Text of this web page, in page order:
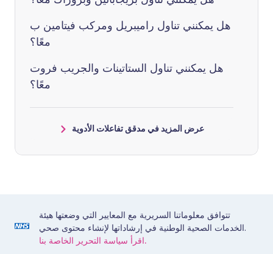
هل يمكنني تناول راميبريل ومركب فيتامين ب
معًا؟
هل يمكنني تناول الستاتينات والجريب فروت
معًا؟
عرض المزيد في مدقق تفاعلات الأدوية
تتوافق معلوماتنا السريرية مع المعايير التي وضعتها هيئة
الخدمات الصحية الوطنية في إرشاداتها لإنشاء محتوى صحي.
اقرأ سياسة التحرير الخاصة بنا.